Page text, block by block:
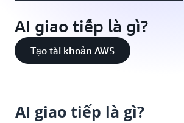
AI giao tiếp là gì?
Tạo tài khoản AWS
AI giao tiếp là gì?